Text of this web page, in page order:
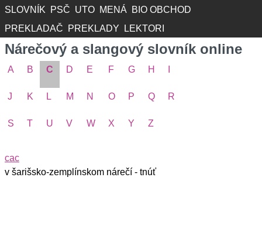
SLOVNÍK PSČ UTO MENÁ
BIO OBCHOD
PREKLADAČ
PREKLADY LEKTORI
Nárečový a slangový slovník online
A B C D E F G H
J K L M N O P Q R
S T U V W X Y Z
cac
v šarišsko-zemplínskom nárečí - tnúť